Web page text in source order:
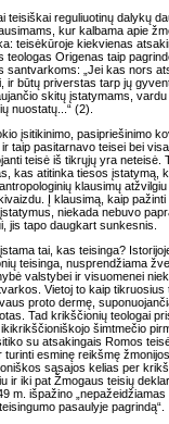
teisiškai reguliuotinų dalykų
kur kalbama apie
teisėkūroje kiekvienas
teologas Origenas taip
santvarkoms: „Jei kas nors
ir būtų priverstas tarp jų
skitų įstatymams,
nuostatų...“ (2).
įsitikinimo, pasipriešinimo
taip pasitarnavo teisei bei
teisė iš tikrųjų yra neteisė.
kas atitinka tiesos įstatymą,
klausimų
Į klausimą, kaip
niekada nebuvo
jis tapo daugkart sunkesnis.
tai, kas teisinga?
teisinga, nusprendžiama
valstybei ir visuomenei
Vietoj to kaip
proto dermę,
Tad krikščionių teologai
šimtmečio
su atsakingais Romos
turinti esminę reikšmę
sąsajos kelias per
ir iki pat Žmogaus teisių
m. išpažino
pasaulyje pagrindą“.